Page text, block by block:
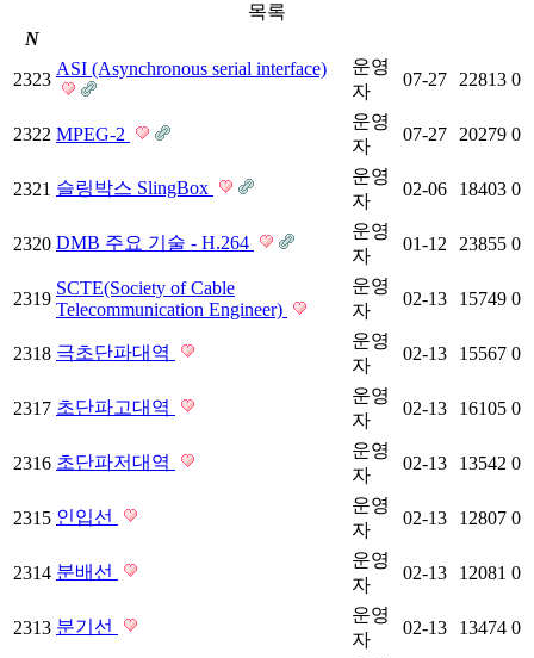
목록
N
2323
ASI (Asynchronous serial interface)
운영
자
07-27 22813 0
2322 MPEG-2
운영
자
07-27 20279 0
2321 슬링박스 SlingBox
운영
자
02-06 18403 0
2320 DMB 주요 기술 - H.264
운영
자
01-12 23855 0
2319
SCTE(Society of Cable
Telecommunication Engineer)
운영
자
02-13 15749 0
2318 극초단파대역
운영
자
02-13 15567 0
2317 초단파고대역
운영
자
02-13 16105 0
2316 초단파저대역
운영
자
02-13 13542 0
2315 인입선
운영
자
02-13 12807 0
2314 분배선
운영
자
02-13 12081 0
2313 분기선
운영
자
02-13 13474 0